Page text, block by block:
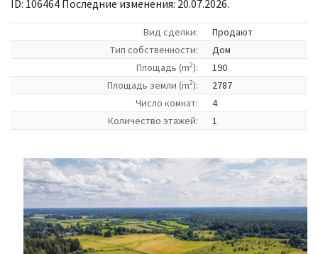
ID: 106464 Последние изменения: 20.07.2026.
Вид сделки:
Продают
Tип собственности:
Дом
Площадь (m2):
190
Площадь земли (m2):
2787
Число комнат:
4
Количество этажей:
1